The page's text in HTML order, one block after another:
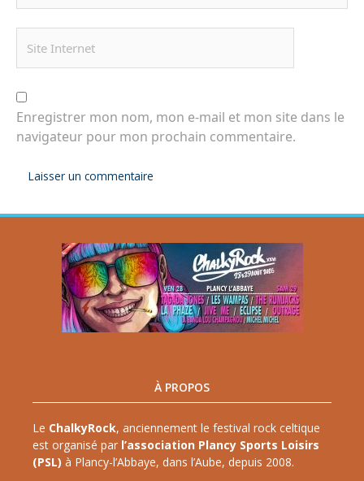
Enregistrer mon nom, mon e-mail et mon site dans le
navigateur pour mon prochain commentaire.
À PROPOS
Le ChalkyRock, anciennement le festival rock celtique
est organisé par l’association Plancy Sports Loisirs
(PSL) à Plancy-l’Abbaye, dans l’Aube, depuis 2008.